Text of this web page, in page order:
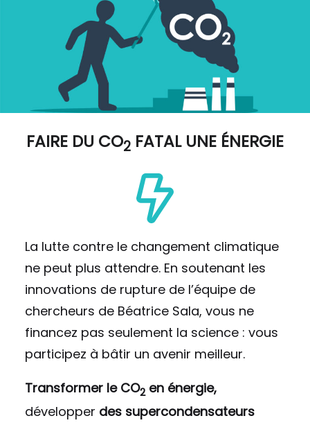
FAIRE DU CO2 FATAL UNE ÉNERGIE
La lutte contre le changement climatique
ne peut plus attendre. En soutenant les
innovations de rupture de l’équipe de
chercheurs de Béatrice Sala, vous ne
financez pas seulement la science : vous
participez à bâtir un avenir meilleur.
Transformer le CO2 en énergie,
développer des supercondensateurs